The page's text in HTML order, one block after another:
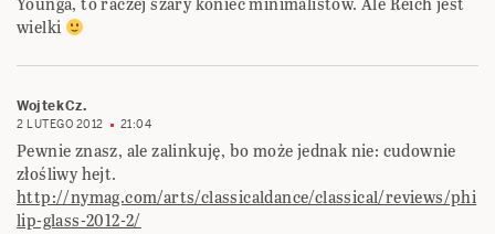
wielki
WojtekCz.
2 LUTEGO 2012 21:04
Pewnie znasz, ale zalinkuję, bo może jednak nie: cudownie
złośliwy hejt.
http://nymag.com/arts/classicaldance/classical/reviews/phi
lip-glass-2012-2/